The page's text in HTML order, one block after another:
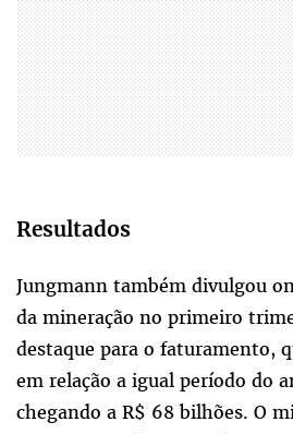
Resultados
Jungmann também divulgou
da mineração no primeiro
destaque para o faturamento,
em relação a igual período do
chegando a R$ 68 bilhões. O